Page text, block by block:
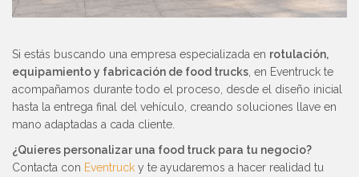
Si estás buscando una empresa especializada en rotulación,
equipamiento y fabricación de food trucks , en Eventruck te
acompañamos durante todo el proceso, desde el diseño inicial
hasta la entrega final del vehículo, creando soluciones llave en
mano adaptadas a cada cliente.
¿Quieres personalizar una food truck para tu negocio?
Contacta con Eventruck y te ayudaremos a hacer realidad tu